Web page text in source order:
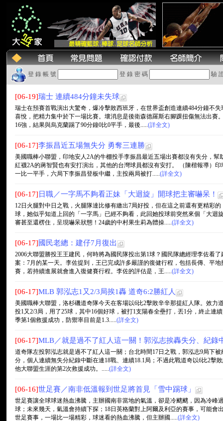
登 錄 帳 號 登 錄 密 碼 驗
[06-19]瑞士 連續484分鐘未失球
瑞士在預賽首戰演出大驚奇，爆冷擊敗西班牙，在世界盃創造連續484分鐘不
喜悅，把精力集中於下一場比賽。壞消息是後衛森德羅斯右腳踝扭傷無法出賽
16強，結果與烏克蘭踢了90分鐘0比0平手，最後.....(詳全文)
[06-17]李振昌近五場無失分 勇奪三連勝
美國職棒小聯盟，印地安人2A的牛棚投手李振昌最近五場出賽都沒有失分，
紅襪2A的蔣智賢也有安打演出，其他的台灣球員都沒有安打。 （陳楷報導）
一比一平手，六局下李振昌登板中繼，主投兩局被打.....(詳全文)
[06-17] 日職／一字馬不夠看正妹「大迴旋」開球把主審嚇呆！
12日火腿對中日之戰，火腿隊達比修有繳出7局好投，但在這之前還有更精彩
球，她似乎知道上回的「一字馬」已經不夠看，此回她投球前突然來個「大迴
審甚至還楞住，呈現嚇呆狀態！24歲的中村果生莉為體操.....(詳全文)
[06-17]國民老總：建仔7月復出
2006大聯盟勝投王王建民，何時將為國民隊投出第1球？國民隊總經理李佐看
案：7月的某一天。李佐提到，王已完成許多嚴謹的復健行程，包括長傳、平
賽，若持續進展就會進入復健賽行程。李佐的評估是，王.....(詳全文)
[06-17]MLB 郭泓志1又2/3局挨1轟 道奇6:2勝紅人
美國職棒大聯盟，洛杉磯道奇隊今天在客場以6比2擊敗辛辛那提紅人隊。效力
投1又2/3局，用了25球，其中16個好球，被打1支陽春全壘打，丟1分，終止連
季第1個救援成功，防禦率目前是1.3.....(詳全文)
[06-17]MLB／就是過不了紅人這一關！郭泓志挨轟失分、紀錄
道奇隊左投郭泓志就是過不了紅人這一關；台北時間17日之戰，郭泓志9局下
分，個人連續無失分紀錄中斷在連18戰、連續18.1局；不過此戰道奇以6比2擊
他大聯盟生涯的第2次救援成功。.....(詳全文)
[06-16]世足賽／南非低溫報到世足將首見「雪中踢球」
世足賽讓全球球迷熱血沸騰，主辦國南非當地的氣溫，卻是冷颼颼，因為冷峰
球；未來幾天，氣溫會持續下探；18日英格蘭對上阿爾及利亞的賽事，可能會
世足賽事，一場比一場精彩，球迷看的熱血沸騰，但主辦國.....(詳全文)